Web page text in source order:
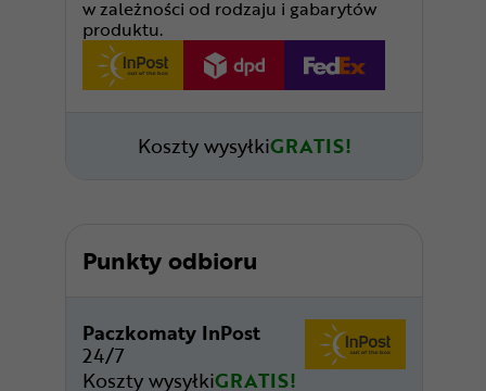
w zależności od rodzaju i gabarytów
produktu.
Koszty wysyłkiGRATIS!
Punkty odbioru
Paczkomaty InPost
24/7
Koszty wysyłkiGRATIS!